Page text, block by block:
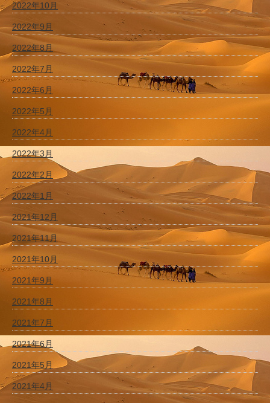
2022年10月
2022年9月
2022年8月
2022年7月
2022年6月
2022年5月
2022年4月
2022年3月
2022年2月
2022年1月
2021年12月
2021年11月
2021年10月
2021年9月
2021年8月
2021年7月
2021年6月
2021年5月
2021年4月